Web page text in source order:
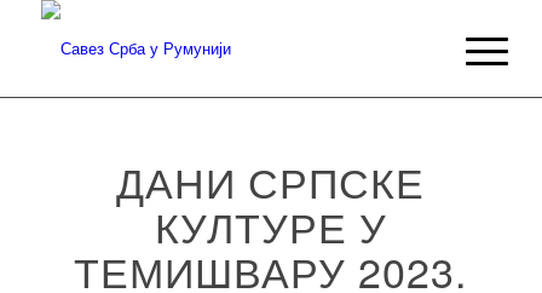
ДАНИ СРПСКЕ
КУЛТУРЕ У
ТЕМИШВАРУ 2023.